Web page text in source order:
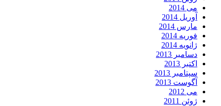
می 2014
آوریل 2014
مارس 2014
فوریه 2014
ژانویه 2014
دسامبر 2013
اکتبر 2013
سپتامبر 2013
آگوست 2013
می 2012
ژوئن 2011